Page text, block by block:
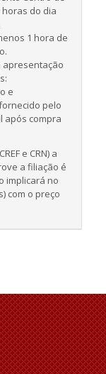
do dia
1 hora de
apresentação
e
pelo
após compra
e CRN) a
a filiação é
implicará no
com o preço